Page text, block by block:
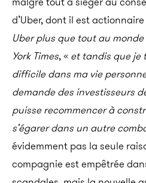
d’Uber, dont il est
Uber plus que tout au monde
York Times, « et tandis que je
difficile dans ma vie
demande des investisseurs
puisse recommencer à
s’égarer dans un autre
évidemment pas la seule
compagnie est empêtrée